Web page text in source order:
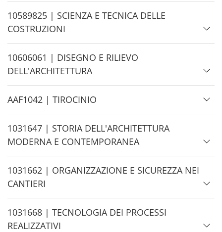
d
e
H
i
d
e
10589825 | SCIENZA E TECNICA DELLE
COSTRUZIONI
H
i
d
e
10606061 | DISEGNO E RILIEVO
DELL'ARCHITETTURA
H
i
d
e
AAF1042 | TIROCINIO
H
i
d
e
1031647 | STORIA DELL'ARCHITETTURA
MODERNA E CONTEMPORANEA
H
i
d
e
1031662 | ORGANIZZAZIONE E SICUREZZA NEI
CANTIERI
H
i
1031668 | TECNOLOGIA DEI PROCESSI
REALIZZATIVI